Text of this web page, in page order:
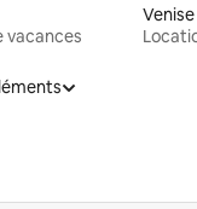
vacances
Venise